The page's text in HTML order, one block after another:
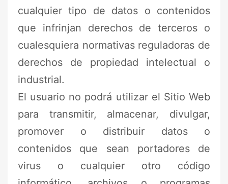
cualquier tipo de datos o contenidos
que infrinjan derechos de terceros o
cualesquiera normativas reguladoras de
derechos de propiedad intelectual o
industrial.
El usuario no podrá utilizar el Sitio Web
para transmitir, almacenar, divulgar,
promover o distribuir datos o
contenidos que sean portadores de
virus o cualquier otro código